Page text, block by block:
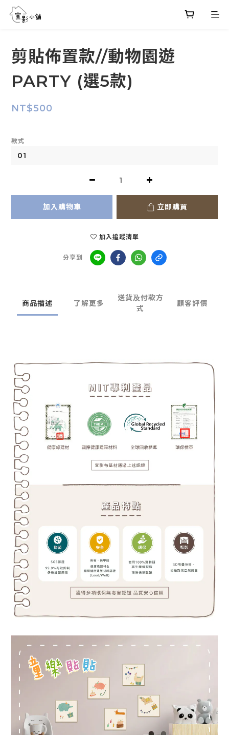
剪貼佈置款//動物園遊
PARTY (選5款)
NT$500
款式
加入購物車 立即購買
加入追蹤清單
分享到
商品描述 了解更多
送貨及付款方
式
顧客評價